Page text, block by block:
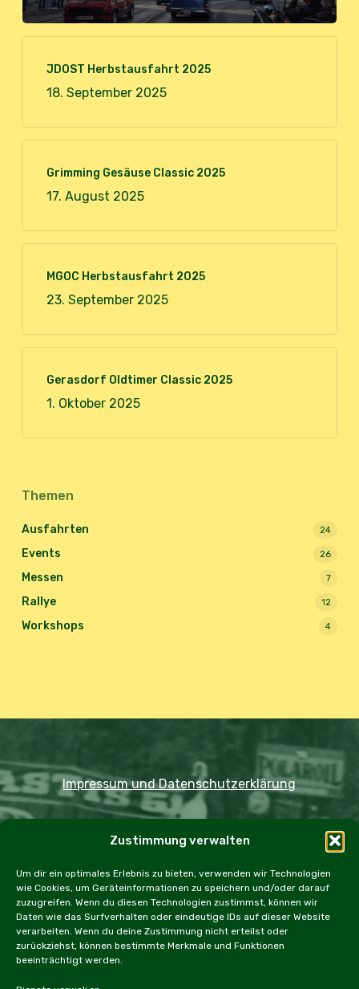
Zustimmung verwalten
Um dir ein optimales Erlebnis zu bieten, verwenden wir Technologien
wie Cookies, um Geräteinformationen zu speichern und/oder darauf
zuzugreifen. Wenn du diesen Technologien zustimmst, können wir
Daten wie das Surfverhalten oder eindeutige IDs auf dieser Website
verarbeiten. Wenn du deine Zustimmung nicht erteilst oder
zurückziehst, können bestimmte Merkmale und Funktionen
beeinträchtigt werden.
JDOST Herbstausfahrt 2025
18. September 2025
Grimming Gesäuse Classic 2025
17. August 2025
MGOC Herbstausfahrt 2025
23. September 2025
Gerasdorf Oldtimer Classic 2025
1. Oktober 2025
Themen
Ausfahrten 24
Events 26
Messen 7
Rallye 12
Workshops 4
Impressum und Datenschutzerklärung
Home Ausfahrten Rallye
Events
Messen
Workshops Cookie Policy (EU)
facebook